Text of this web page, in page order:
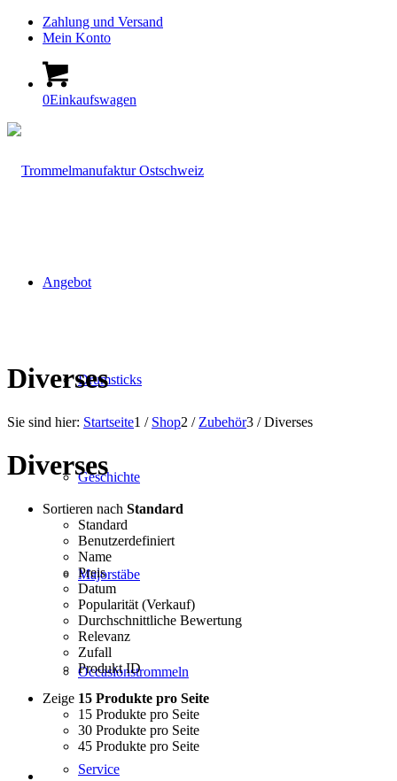
Zahlung und Versand
Mein Konto
0Einkaufswagen
Angebot
Drumsticks
Geschichte
Majorstäbe
Occasionstrommeln
Service
Diverses
Sie sind hier: Startseite1 / Shop2 / Zubehör3 / Diverses
Diverses
Sortieren nach Standard
Standard
Benutzerdefiniert
Name
Preis
Datum
Popularität (Verkauf)
Durchschnittliche Bewertung
Relevanz
Zufall
Produkt ID
Zeige 15 Produkte pro Seite
15 Produkte pro Seite
30 Produkte pro Seite
45 Produkte pro Seite